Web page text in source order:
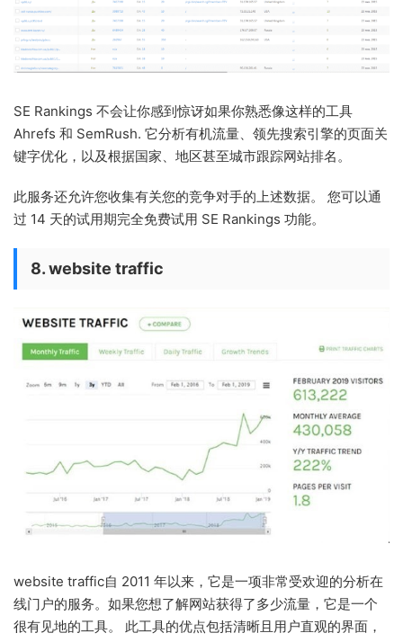
SE Rankings 不会让你感到惊讶如果你熟悉像这样的工具
Ahrefs 和 SemRush. 它分析有机流量、领先搜索引擎的页面关
键字优化，以及根据国家、地区甚至城市跟踪网站排名。
此服务还允许您收集有关您的竞争对手的上述数据。 您可以通
过 14 天的试用期完全免费试用 SE Rankings 功能。
8. website traffic
website traffic自 2011 年以来，它是一项非常受欢迎的分析在
线门户的服务。如果您想了解网站获得了多少流量，它是一个
很有见地的工具。 此工具的优点包括清晰且用户直观的界面，